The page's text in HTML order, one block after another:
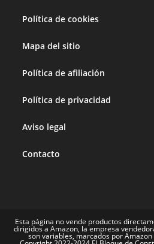
Política de cookies
Mapa del sitio
Política de afiliación
Política de privacidad
Aviso legal
Contacto
Esta página no vende productos
dirigidos a Amazon, la empresa
son variables, marcados por